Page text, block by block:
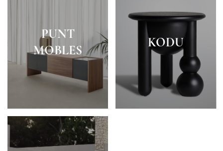
PUNT
MOBLES
KODU